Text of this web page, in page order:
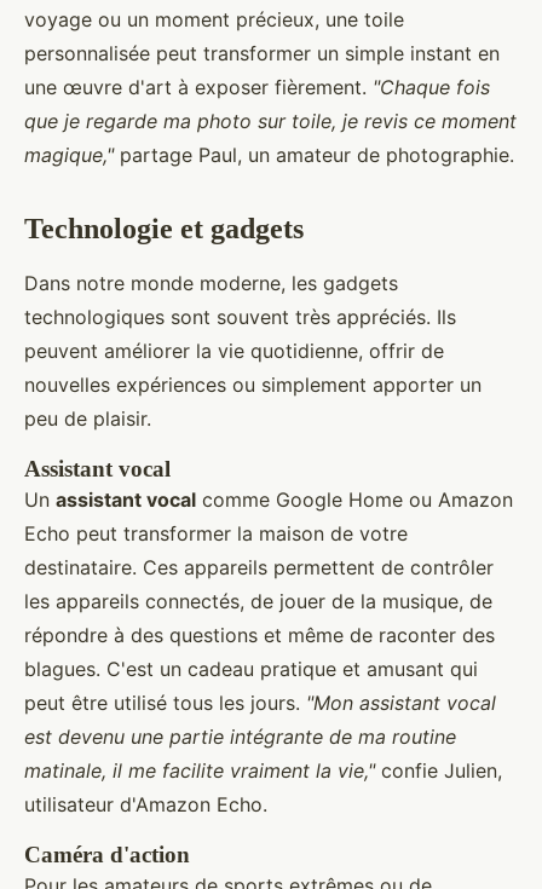
voyage ou un moment précieux, une toile
personnalisée peut transformer un simple instant en
une œuvre d'art à exposer fièrement. "Chaque fois
que je regarde ma photo sur toile, je revis ce moment
magique,"partage Paul, un amateur de photographie.
Technologie et gadgets
Dans notre monde moderne, les gadgets
technologiques sont souvent très appréciés. Ils
peuvent améliorer la vie quotidienne, offrir de
nouvelles expériences ou simplement apporter un
peu de plaisir.
Assistant vocal
Un assistant vocal comme Google Home ou Amazon
Echo peut transformer la maison de votre
destinataire. Ces appareils permettent de contrôler
les appareils connectés, de jouer de la musique, de
répondre à des questions et même de raconter des
blagues. C'est un cadeau pratique et amusant qui
peut être utilisé tous les jours. "Mon assistant vocal
est devenu une partie intégrante de ma routine
matinale, il me facilite vraiment la vie,"confie Julien,
utilisateur d'Amazon Echo.
Caméra d'action